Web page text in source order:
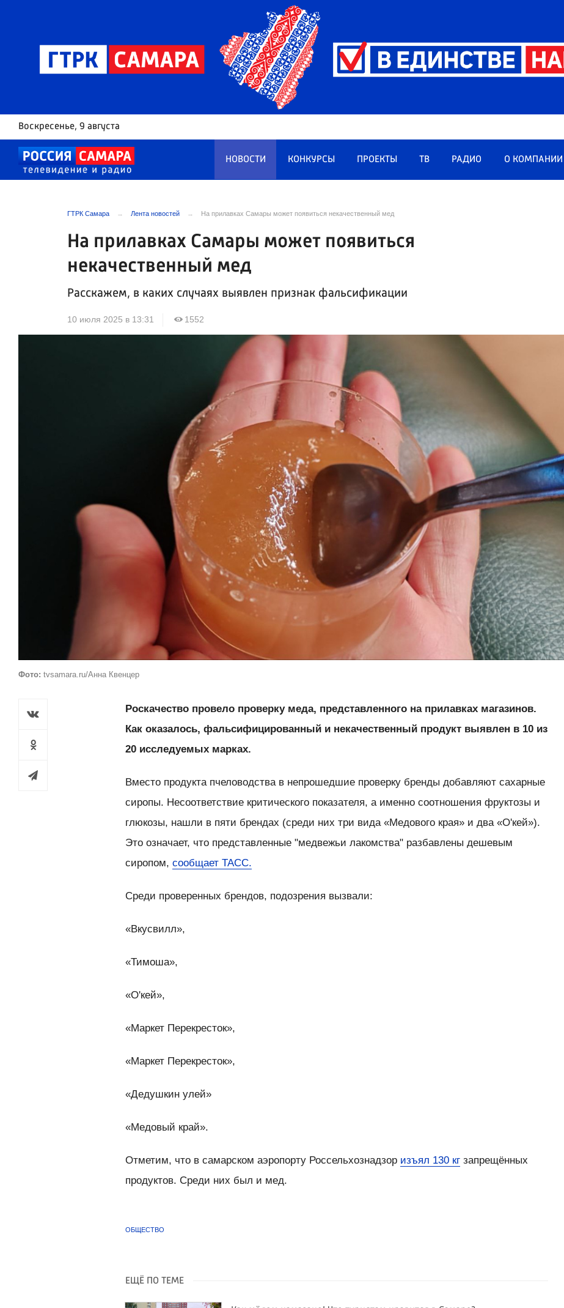
Воскресенье, 9 августа
НОВОСТИ КОНКУРСЫ ПРОЕКТЫ ТВ РАДИО О КОМПАНИИ
ГТРК Самара Лента новостей На прилавках Самары может появиться некачественный мед
На прилавках Самары может появиться
некачественный мед
Расскажем, в каких случаях выявлен признак фальсификации
10 июля 2025 в 13:31 1552
Фото: tvsamara.ru/Анна Квенцер
Роскачество провело проверку меда, представленного на прилавках магазинов.
Как оказалось, фальсифицированный и некачественный продукт выявлен в 10 из
20 исследуемых марках.
Вместо продукта пчеловодства в непрошедшие проверку бренды добавляют сахарные
сиропы. Несоответствие критического показателя, а именно соотношения фруктозы и
глюкозы, нашли в пяти брендах (среди них три вида «Медового края» и два «О'кей»).
Это означает, что представленные "медвежьи лакомства" разбавлены дешевым
сиропом,сообщает ТАСС.
Среди проверенных брендов, подозрения вызвали:
«Вкусвилл»,
«Тимоша»,
«О'кей»,
«Маркет Перекресток»,
«Маркет Перекресток»,
«Дедушкин улей»
«Медовый край».
Отметим, что в самарском аэропорту Россельхознадзор изъял 130 кг запрещённых
продуктов. Среди них был и мед.
ОБЩЕСТВО
ЕЩЁ ПО ТЕМЕ